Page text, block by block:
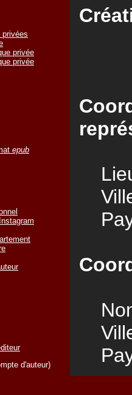
privées
privée
privée
epub
d'auteur)